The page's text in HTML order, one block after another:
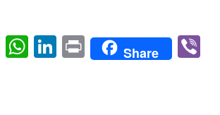
EmailWhatsApp
LinkedIn
PrintShare